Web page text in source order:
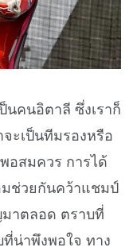
นคนอิตาลี ซึ่งเราก็
ะเป็นทีมรองหรือ
อสมควร การได้
ช่วยกันคว้าแชมป์
าตลอด ตราบที่
น่าพึงพอใจ ทาง